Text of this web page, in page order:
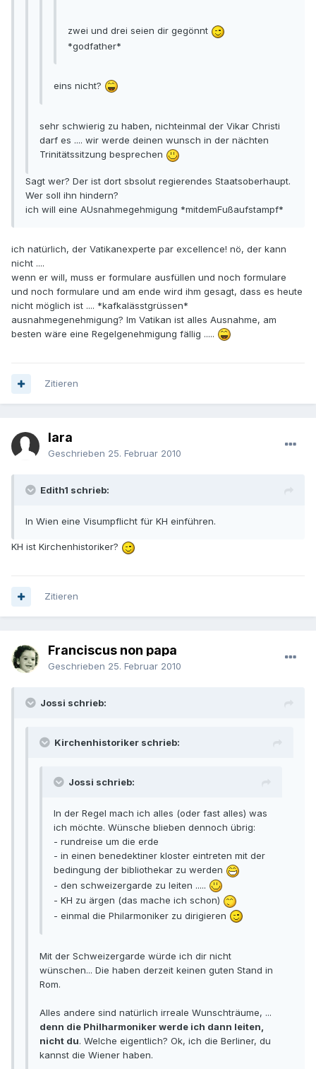
zwei und drei seien dir gegönnt
*godfather*
eins nicht?
sehr schwierig zu haben, nichteinmal der Vikar Christi
darf es .... wir werde deinen wunsch in der nächten
Trinitätssitzung besprechen
Sagt wer? Der ist dort sbsolut regierendes Staatsoberhaupt.
Wer soll ihn hindern?
ich will eine AUsnahmegehmigung *mitdemFußaufstampf*
ich natürlich, der Vatikanexperte par excellence! nö, der kann
nicht ....
wenn er will, muss er formulare ausfüllen und noch formulare
und noch formulare und am ende wird ihm gesagt, dass es heute
nicht möglich ist .... *kafkalässtgrüssen*
ausnahmegenehmigung? Im Vatikan ist alles Ausnahme, am
besten wäre eine Regelgenehmigung fällig .....
Zitieren
lara
Geschrieben 25. Februar 2010
Edith1 schrieb:
In Wien eine Visumpflicht für KH einführen.
KH ist Kirchenhistoriker?
Zitieren
Franciscus non papa
Geschrieben 25. Februar 2010
Jossi schrieb:
Kirchenhistoriker schrieb:
Jossi schrieb:
In der Regel mach ich alles (oder fast alles) was
ich möchte. Wünsche blieben dennoch übrig:
- rundreise um die erde
- in einen benedektiner kloster eintreten mit der
bedingung der bibliothekar zu werden
- den schweizergarde zu leiten .....
- KH zu ärgen (das mache ich schon)
- einmal die Philarmoniker zu dirigieren
Mit der Schweizergarde würde ich dir nicht
wünschen... Die haben derzeit keinen guten Stand in
Rom.
Alles andere sind natürlich irreale Wunschträume, ...
denn die Philharmoniker werde ich dann leiten,
nicht du. Welche eigentlich? Ok, ich die Berliner, du
kannst die Wiener haben.